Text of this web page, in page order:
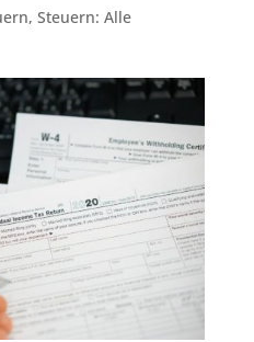
, Steuern: Alle